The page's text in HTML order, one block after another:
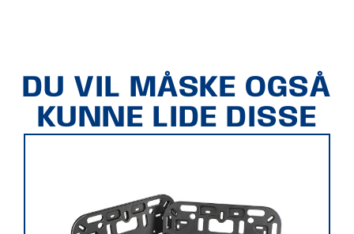
DU VIL MÅSKE OGSÅ
KUNNE LIDE DISSE